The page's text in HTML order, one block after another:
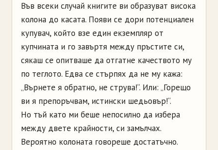
Във всеки случай книгите ви образуват висока
колона до касата. Появи се дори потенциален
купувач, който взе един екземпляр от
купчината и го завъртя между пръстите си,
сякаш се опитваше да отгатне качеството му
по теглото. Едва се стърпях да не му кажа:
„Върнете я обратно, не струва!“. Или: „Горещо
ви я препоръчвам, истински шедьовър!“.
Но тъй като ми беше непосилно да избера
между двете крайности, си замълчах.
Вероятно колоната говореше достатъчно.